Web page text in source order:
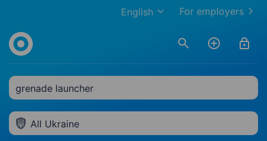
For employers
English
grenade launcher
All Ukraine